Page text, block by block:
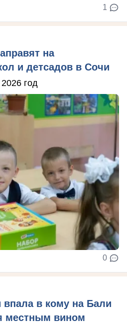
1
на
и детсадов в Сочи
год
0
в кому на Бали
местным вином